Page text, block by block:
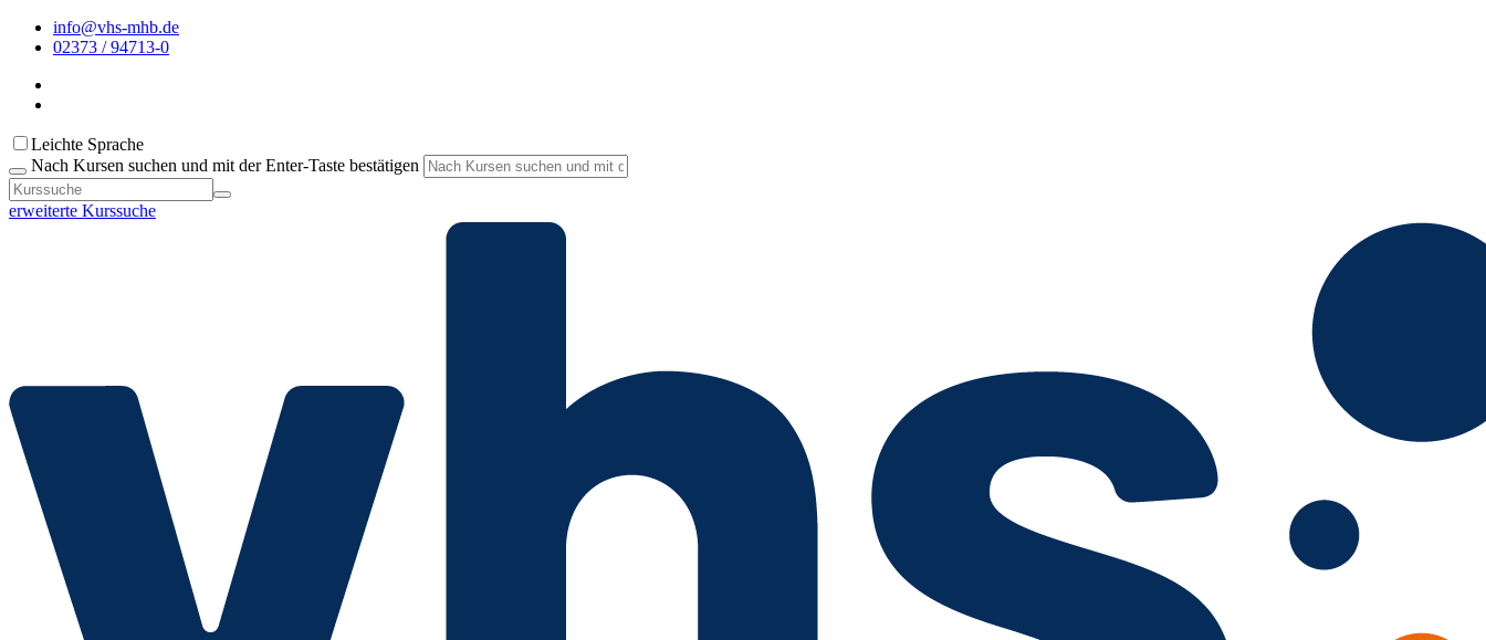
info@vhs-mhb.de
02373 / 94713-0
Leichte Sprache
Nach Kursen suchen und mit der Enter-Taste bestätigen
erweiterte Kurssuche